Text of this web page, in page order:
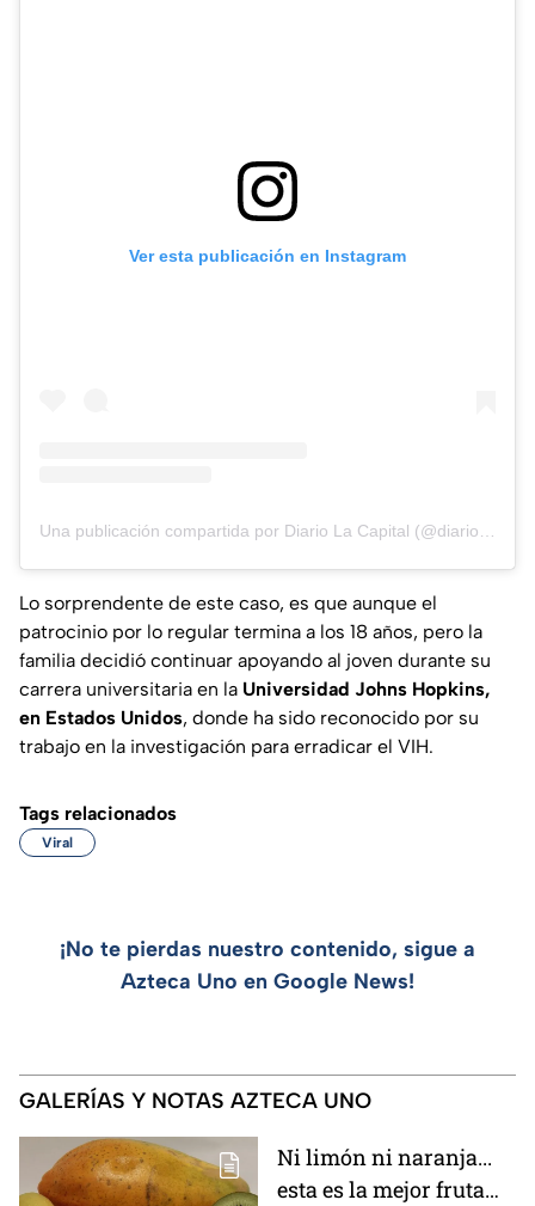
Ver esta publicación en Instagram
Lo sorprendente de este caso, es que aunque el
patrocinio por lo regular termina a los 18 años, pero la
familia decidió continuar apoyando al joven durante su
carrera universitaria en la Universidad Johns Hopkins,
en Estados Unidos, donde ha sido reconocido por su
trabajo en la investigación para erradicar el VIH.
Tags relacionados
Viral
¡No te pierdas nuestro contenido, sigue a
Azteca Uno en Google News!
GALERÍAS Y NOTAS AZTECA UNO
Ni limón ni naranja...
esta es la mejor fruta